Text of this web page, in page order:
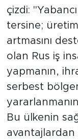
çizdi:
tersine;
artmasını
olan Rus iş
yapmanın,
serbest
Bu ülkenin
avantajlardan